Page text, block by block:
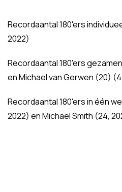
Recordaantal 180'ers
2022)
Recordaantal 180'ers
en Michael van Gerwen (20)
Recordaantal 180'ers in één
2022) en Michael Smith (24,